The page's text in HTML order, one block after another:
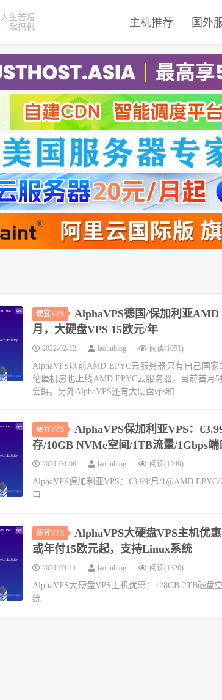
人生苦短
一起搞机
主机推荐 国外
便宜VPS
AlphaVPS德国/保加利亚
月，大硬盘VPS 15欧元/年
2022-02-12 laoliublog 阅读(1051)
AlphaVPS以前AMD EPYC云服务器只有自己国
伦堡机房也上线AMD EPYC云服务器，目前首月
尝鲜。另外AlphaVPS还有大硬盘vps和...
便宜VPS
AlphaVPS保加利亚VPS：
存/10GB NVMe空间/1TB流量/1Gbps端
2021-04-08 laoliublog 阅读(1249)
AlphaVPS保加利亚VPS：€3.99/月/1@AMD
口
便宜VPS
AlphaVPS大硬盘VPS主机优
或年付15欧元起，支持Linux系统
2021-03-11 laoliublog 阅读(1320)
AlphaVPS大硬盘VPS主机优惠：128GB-2TB磁
统